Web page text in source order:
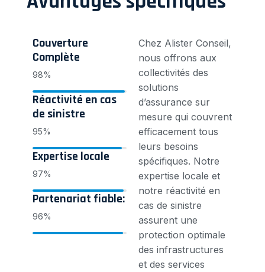
Couverture
Complète
98%
Réactivité en cas
de sinistre
95%
Expertise locale
97%
Partenariat fiable:
96%
Chez Alister Conseil,
nous offrons aux
collectivités des
solutions
d’assurance sur
mesure qui couvrent
efficacement tous
leurs besoins
spécifiques. Notre
expertise locale et
notre réactivité en
cas de sinistre
assurent une
protection optimale
des infrastructures
et des services